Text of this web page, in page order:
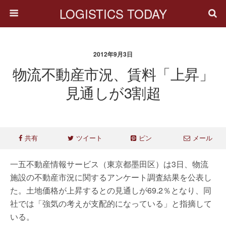
LOGISTICS TODAY
2012年9月3日
物流不動産市況、賃料「上昇」
見通しが3割超
共有 ツイート ピン メール
一五不動産情報サービス（東京都墨田区）は3日、物流
施設の不動産市況に関するアンケート調査結果を公表し
た。土地価格が上昇するとの見通しが69.2％となり、同
社では「強気の考えが支配的になっている」と指摘して
いる。